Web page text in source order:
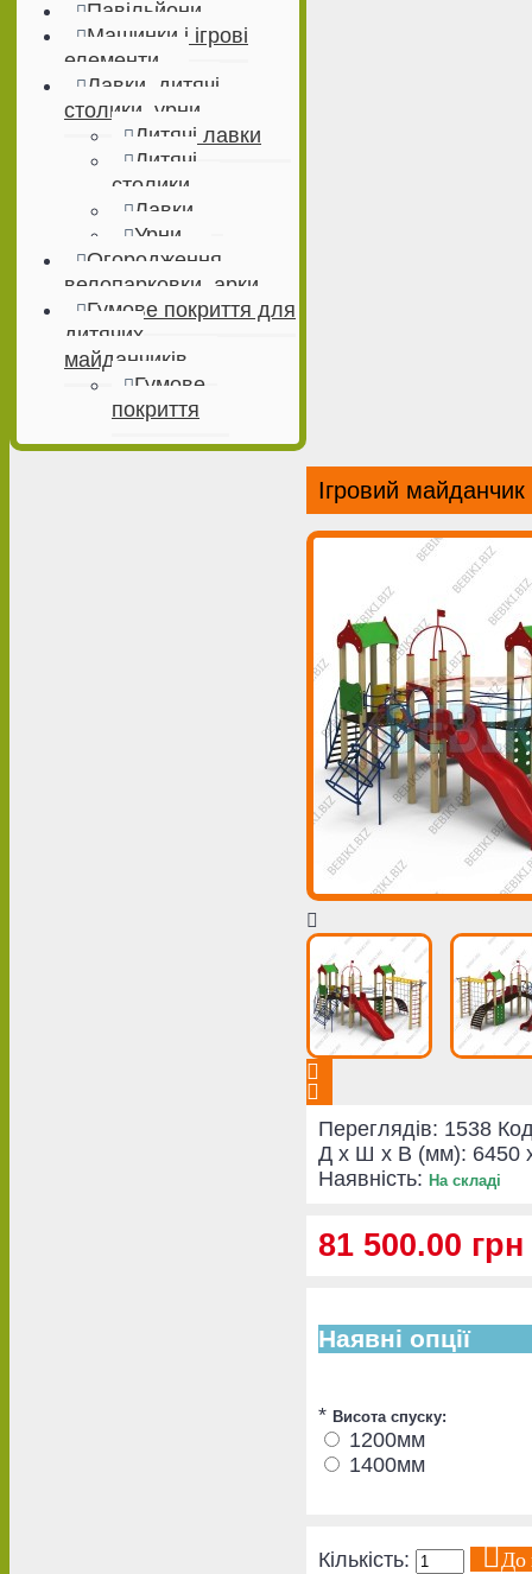
Павільйони
Машинки і ігрові
елементи
Лавки, дитячі
столики, урни
Дитячі лавки
Дитячі
столики
Лавки
Урни
Огородження,
велопарковки, арки
Гумове покриття для
дитячих
майданчиків
Гумове
покриття
Ігровий
Переглядів: 1538
Д x Ш x В (мм): 6450
Наявність: На складі
81 500.00 грн
Наявні опції
* Висота спуску:
1200мм
1400мм
Кількість: До